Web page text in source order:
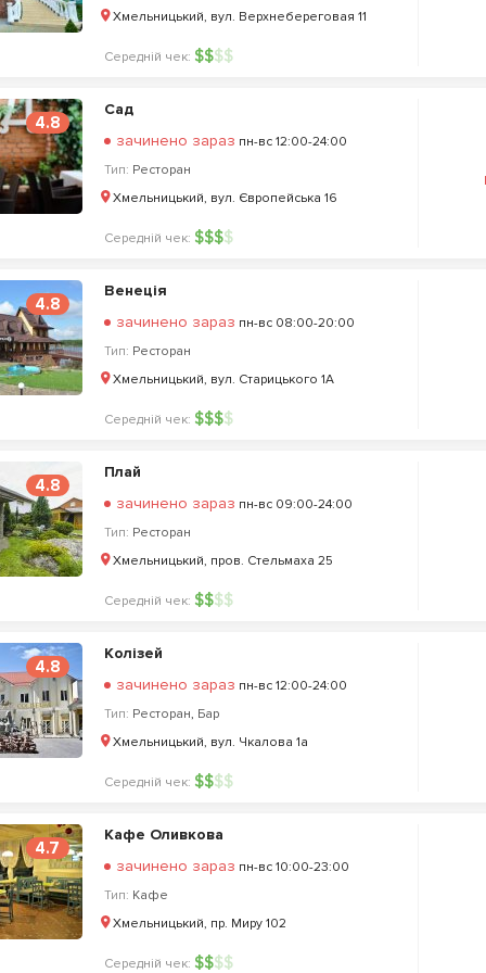
Хмельницький, вул. Верхнебереговая 11
Середній чек: $$$$
4.8
Сад
зачинено зараз пн-вс 12:00-24:00
Тип: Ресторан
Хмельницький, вул. Європейська 16
Середній чек: $$$$
4.8
Венеція
зачинено зараз пн-вс 08:00-20:00
Тип: Ресторан
Хмельницький, вул. Старицького 1А
Середній чек: $$$$
4.8
Плай
зачинено зараз пн-вс 09:00-24:00
Тип: Ресторан
Хмельницький, пров. Стельмаха 25
Середній чек: $$$$
4.8
Колізей
зачинено зараз пн-вс 12:00-24:00
Тип: Ресторан, Бар
Хмельницький, вул. Чкалова 1а
Середній чек: $$$$
4.7
Кафе Оливкова
зачинено зараз пн-вс 10:00-23:00
Тип: Кафе
Хмельницький, пр. Миру 102
Середній чек: $$$$